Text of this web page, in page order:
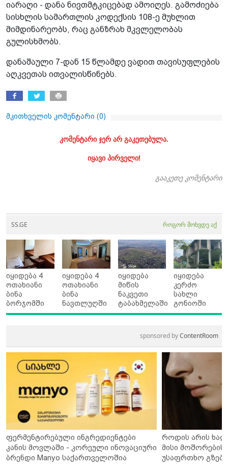
იარაღი - დანა ნივთმტკიცებად ამოიღეს. გამოძიება
სისხლის სამართლის კოდექსის 108-ე მუხლით
მიმდინარეობს, რაც განზრახ მკვლელობას
გულისხმობს.
დანაშაული 7-დან 15 წლამდე ვადით თავისუფლების
აღკვეთას ითვალისწინებს.
მკითხველის კომენტარი (0)
კომენტარი ჯერ არ გაკეთებულა.
იყავი პირველი!
გააკეთე კომენტარი
SS.GE როგორ მოხვდე აქ
იყიდება 4
ოთახიანი
ბინა
ბორჯომში
იყიდება 4
ოთახიანი
ბინა
ნავთლუღში
იყიდება
მიწის
ნაკვეთი
ტაბახმელაში
იყიდება
კერძო
სახლი
გონიოში
sponsored byContentRoom
ფერმენტირებული ინგრედიენტები
კანის მოვლაში - კორეული ინოვაციური
ბრენდი Manyo საქართველოშია
როდის არის
მისი მოშორების
უსაფრთხო გზები